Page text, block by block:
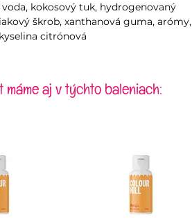
kokosový tuk, hydrogenovaný
škrob, xanthanová guma, arómy,
citrónová
máme aj v týchto baleniach: